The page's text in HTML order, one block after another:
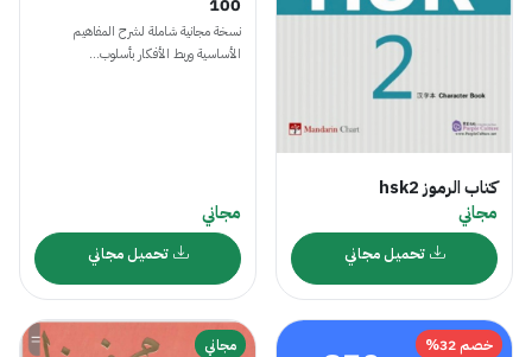
مجاني
تحميل مجاني
100
نسخة مجانية شاملة لشرح المفاهيم
الأساسية وربط الأفكار بأسلوب...
مجاني
تحميل مجاني
خصم 32% مجاني